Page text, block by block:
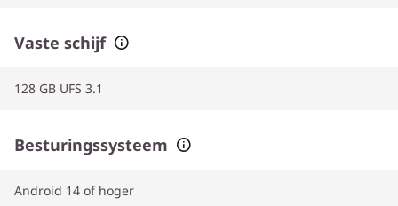
Vaste schijf
128 GB UFS 3.1
Besturingssysteem
Android 14 of hoger